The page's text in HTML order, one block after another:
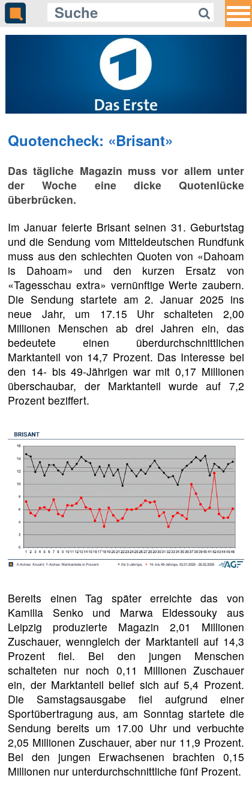
Quotencheck: «Brisant»
Das tägliche Magazin muss vor allem unter
der Woche eine dicke Quotenlücke
überbrücken.
Im Januar feierte Brisant seinen 31. Geburtstag
und die Sendung vom Mitteldeutschen Rundfunk
muss aus den schlechten Quoten von «Dahoam
is Dahoam» und den kurzen Ersatz von
«Tagesschau extra» vernünftige Werte zaubern.
Die Sendung startete am 2. Januar 2025 ins
neue Jahr, um 17.15 Uhr schalteten 2,00
Millionen Menschen ab drei Jahren ein, das
bedeutete einen überdurchschnittlichen
Marktanteil von 14,7 Prozent. Das Interesse bei
den 14- bis 49-Jährigen war mit 0,17 Millionen
überschaubar, der Marktanteil wurde auf 7,2
Prozent beziffert.
Bereits einen Tag später erreichte das von
Kamilia Senko und Marwa Eldessouky aus
Leipzig produzierte Magazin 2,01 Millionen
Zuschauer, wenngleich der Marktanteil auf 14,3
Prozent fiel. Bei den jungen Menschen
schalteten nur noch 0,11 Millionen Zuschauer
ein, der Marktanteil belief sich auf 5,4 Prozent.
Die Samstagsausgabe fiel aufgrund einer
Sportübertragung aus, am Sonntag startete die
Sendung bereits um 17.00 Uhr und verbuchte
2,05 Millionen Zuschauer, aber nur 11,9 Prozent.
Bei den jungen Erwachsenen brachten 0,15
Millionen nur unterdurchschnittliche fünf Prozent.